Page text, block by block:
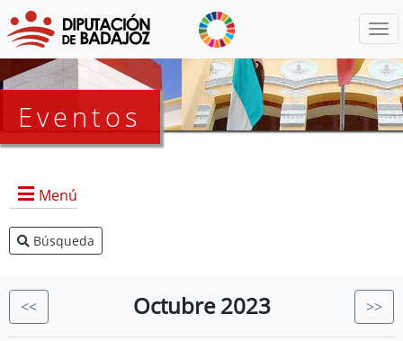
Eventos
Menú
Agenda Presidencia
Eventos
Búsqueda
<< Octubre 2023 >>